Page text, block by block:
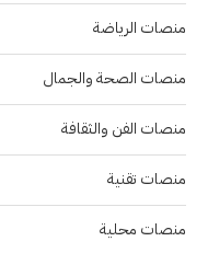
منصات الرياضة
منصات الصحة والجمال
منصات الفن والثقافة
منصات تقنية
منصات محلية